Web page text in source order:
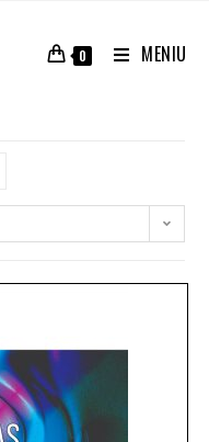
0 MENIU